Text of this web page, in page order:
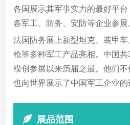
各国展示其军事实力的最好平
各军工、防务、安防等企业参展
法国防务展上新型坦克、装甲
枪等多种军工产品亮相。中国
模创参展以来历届之最。他们不
也向世界展示了中国军工企业的
展品范围